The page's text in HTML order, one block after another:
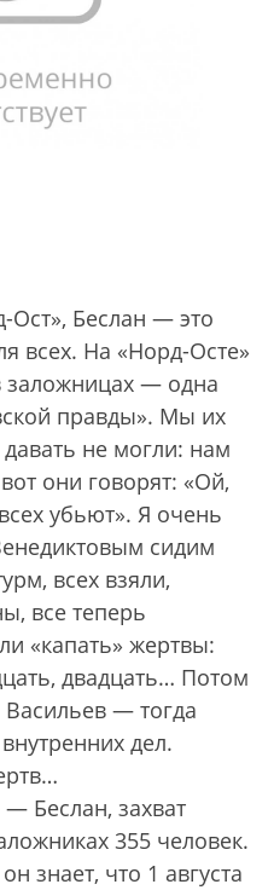
Беслан — это
всех. На «Норд-Осте»
— одна
правды». Мы их
не могли: нам
они говорят: «Ой,
убьют». Я очень
сидим
всех взяли,
все теперь
«капать» жертвы:
двадцать… Потом
— тогда
дел.
Беслан, захват
355 человек.
знает, что 1 августа